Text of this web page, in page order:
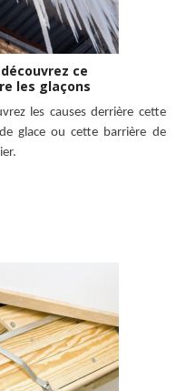
ce
les glaçons
les causes derrière cette
glace ou cette barrière de